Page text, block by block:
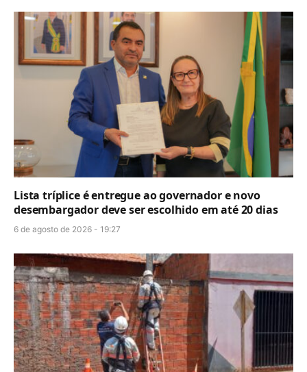
Lista tríplice é entregue ao governador e novo
desembargador deve ser escolhido em até 20 dias
6 de agosto de 2026 - 19:27